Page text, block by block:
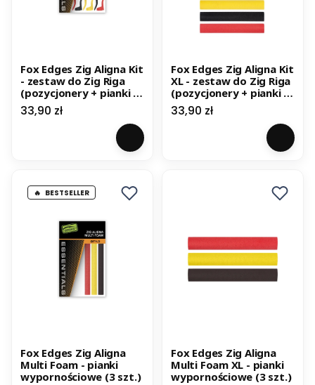
Fox Edges Zig Aligna Kit
- zestaw do Zig Riga
(pozycjonery + pianki +
nawlekacz)
Cena
33,90 zł
Fox Edges Zig Aligna Kit
XL - zestaw do Zig Riga
(pozycjonery + pianki +
nawlekacz)
Cena
33,90 zł
BESTSELLER
Fox Edges Zig Aligna
Multi Foam - pianki
wypornościowe (3 szt.)
Fox Edges Zig Aligna
Multi Foam XL - pianki
wypornościowe (3 szt.)